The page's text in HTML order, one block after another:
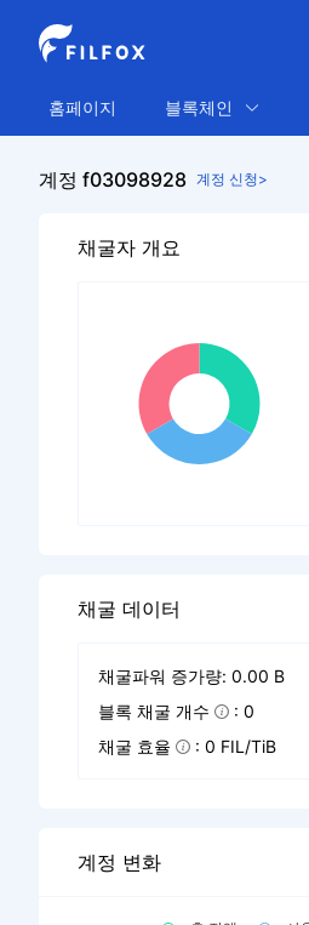
홈페이지 블록체인
계정 f03098928 계정 신청>
채굴자 개요
채굴 데이터
채굴파워 증가량: 0.00 B
블록 채굴 개수
: 0
채굴 효율
: 0 FIL/TiB
계정 변화